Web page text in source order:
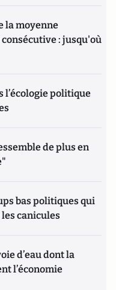
la moyenne
: jusqu'où
l’écologie politique
de plus en
bas politiques qui
canicules
d’eau dont la
l’économie